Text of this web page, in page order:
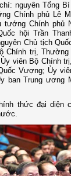
nguyên Tổng
Chính phủ Lê
Chính phủ
hội Trần
Chủ tịch
Chính trị,
viên Bộ Chính
Vượng; Ủy
ban Trung ương
thức đại diện